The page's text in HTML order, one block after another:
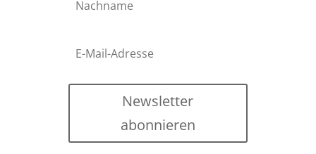
Newsletter
abonnieren